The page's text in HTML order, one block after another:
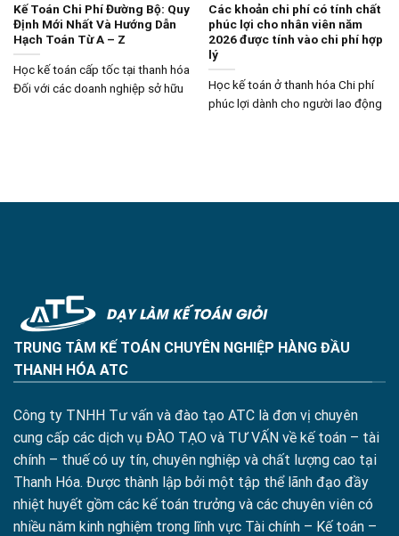
Kế Toán Chi Phí Đường Bộ: Quy
Định Mới Nhất Và Hướng Dẫn
Hạch Toán Từ A – Z
Học kế toán cấp tốc tại thanh hóa
Đối với các doanh nghiệp sở hữu
Các khoản chi phí có tính chất
phúc lợi cho nhân viên năm
2026 được tính vào chi phí hợp
lý
Học kế toán ở thanh hóa Chi phí
phúc lợi dành cho người lao động
TRUNG TÂM KẾ TOÁN CHUYÊN NGHIỆP HÀNG ĐẦU
THANH HÓA ATC
Công ty TNHH Tư vấn và đào tạo ATC là đơn vị chuyên
cung cấp các dịch vụ ĐÀO TẠO và TƯ VẤN về kế toán – tài
chính – thuế có uy tín, chuyên nghiệp và chất lượng cao tại
Thanh Hóa. Được thành lập bởi một tập thể lãnh đạo đầy
nhiệt huyết gồm các kế toán trưởng và các chuyên viên có
nhiều năm kinh nghiệm trong lĩnh vực Tài chính – Kế toán –